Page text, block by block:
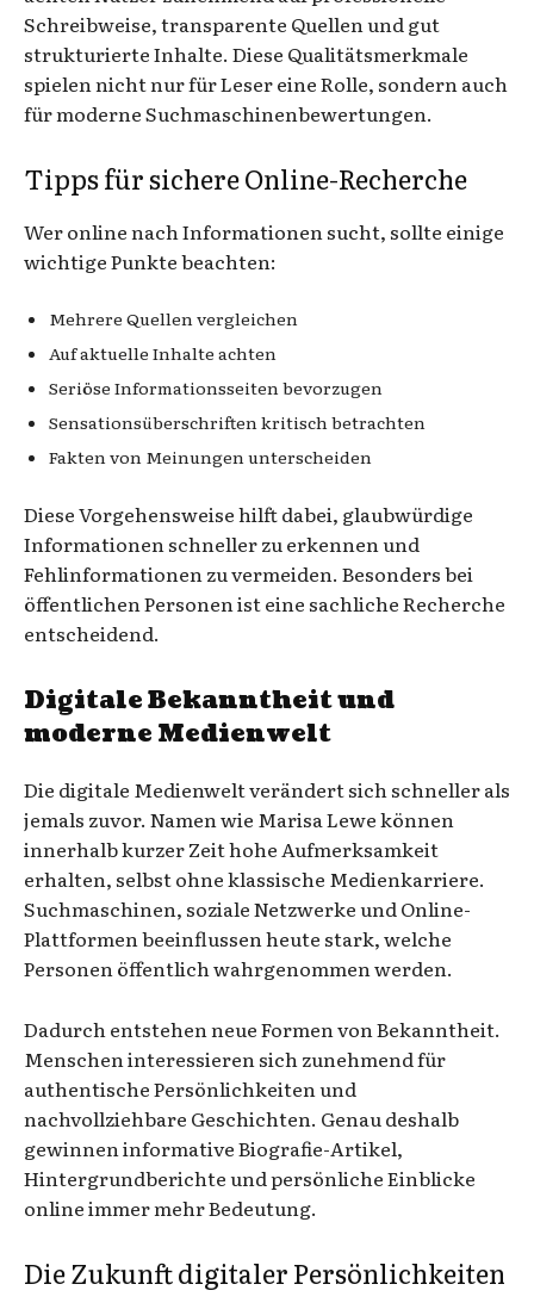
Schreibweise, transparente Quellen und gut
strukturierte Inhalte. Diese Qualitätsmerkmale
spielen nicht nur für Leser eine Rolle, sondern auch
für moderne Suchmaschinenbewertungen.
Tipps für sichere Online-Recherche
Wer online nach Informationen sucht, sollte einige
wichtige Punkte beachten:
Mehrere Quellen vergleichen
Auf aktuelle Inhalte achten
Seriöse Informationsseiten bevorzugen
Sensationsüberschriften kritisch betrachten
Fakten von Meinungen unterscheiden
Diese Vorgehensweise hilft dabei, glaubwürdige
Informationen schneller zu erkennen und
Fehlinformationen zu vermeiden. Besonders bei
öffentlichen Personen ist eine sachliche Recherche
entscheidend.
Digitale Bekanntheit und
moderne Medienwelt
Die digitale Medienwelt verändert sich schneller als
jemals zuvor. Namen wie Marisa Lewe können
innerhalb kurzer Zeit hohe Aufmerksamkeit
erhalten, selbst ohne klassische Medienkarriere.
Suchmaschinen, soziale Netzwerke und Online-
Plattformen beeinflussen heute stark, welche
Personen öffentlich wahrgenommen werden.
Dadurch entstehen neue Formen von Bekanntheit.
Menschen interessieren sich zunehmend für
authentische Persönlichkeiten und
nachvollziehbare Geschichten. Genau deshalb
gewinnen informative Biografie-Artikel,
Hintergrundberichte und persönliche Einblicke
online immer mehr Bedeutung.
Die Zukunft digitaler Persönlichkeiten